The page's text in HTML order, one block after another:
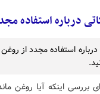
درباره استفاده
استفاده مجدد از روغن
بررسی اینکه آیا روغن